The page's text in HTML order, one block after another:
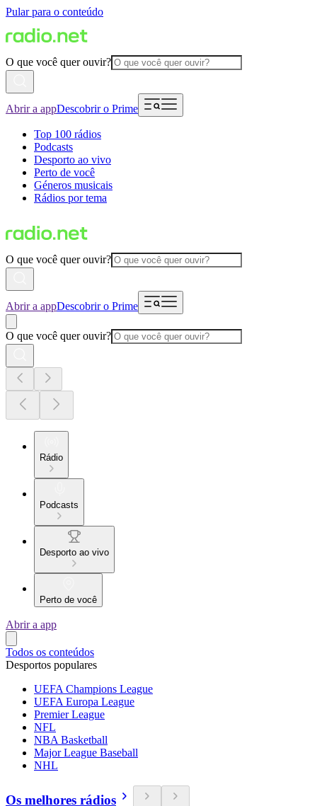
Pular para o conteúdo
O que você quer ouvir?
Abrir a appDescobrir o Prime
Top 100 rádios
Podcasts
Desporto ao vivo
Perto de você
Géneros musicais
Rádios por tema
O que você quer ouvir?
Abrir a appDescobrir o Prime
O que você quer ouvir?
Rádio
Podcasts
Desporto ao vivo
Perto de você
Abrir a app
Todos os conteúdos
Desportos populares
UEFA Champions League
UEFA Europa League
Premier League
NFL
NBA Basketball
Major League Baseball
NHL
Os melhores rádios